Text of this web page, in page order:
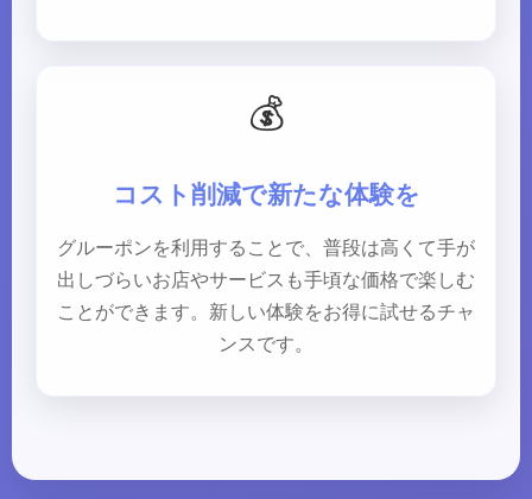
💰
コスト削減で新たな体験を
グルーポンを利用することで、普段は高くて手が
出しづらいお店やサービスも手頃な価格で楽しむ
ことができます。新しい体験をお得に試せるチャ
ンスです。